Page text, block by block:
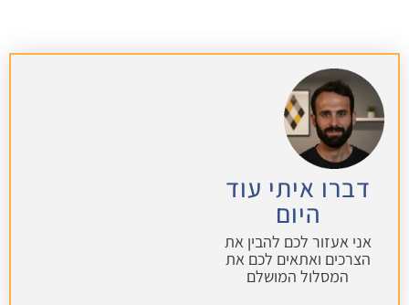
דברו איתי עוד
היום
אני אעזור לכם להבין את
הצרכים ואתאים לכם את
המסלול המושלם